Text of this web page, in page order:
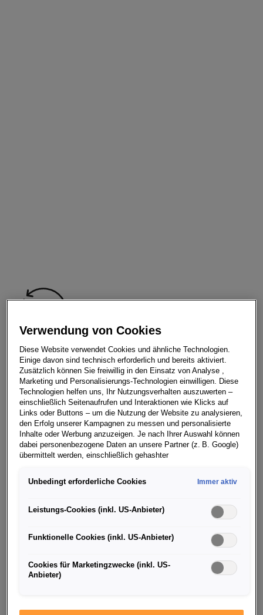
Ausbildungsdauer
4 Lehrjahre
BENEFITS
Jobprofil:Deine Aufgaben als
Applikations­entwickler:in –
Coding
Die Arbeit ist ein wichtiger Teil unseres Lebens – darum
wirklich Spaß macht. Starte eine Karriere, bei der du
Verwendung von Cookies
Diese Website verwendet Cookies und ähnliche Technologien.
Einige davon sind technisch erforderlich und bereits aktiviert.
Zusätzlich können Sie freiwillig in den Einsatz von Analyse ,
Marketing und Personalisierungs-Technologien einwilligen. Diese
Technologien helfen uns, Ihr Nutzungsverhalten auszuwerten –
einschließlich Seitenaufrufen und Interaktionen wie Klicks auf
Links oder Buttons – um die Nutzung der Website zu analysieren,
den Erfolg unserer Kampagnen zu messen und personalisierte
Inhalte oder Werbung anzuzeigen. Je nach Ihrer Auswahl können
dabei personenbezogene Daten an unsere Partner (z. B. Google)
übermittelt werden, einschließlich gehashter
(z. B. E Mail Adresse oder Telefonnummer).
Dienste der Google Ireland Ltd., die personenbezogene Daten an
die Google LLC in den USA weiterleiten kann. In den USA besteht
und eingeschränkte Rechtsschutzmöglichkeiten können nicht
von Standardvertragsklauseln der Europäischen Kommission.
Unbedingt erforderliche Cookies Immer aktiv
Leistungs-Cookies (inkl. US-Anbieter)
Funktionelle Cookies (inkl. US-Anbieter)
Cookies für Marketingzwecke (inkl. US-
Anbieter)